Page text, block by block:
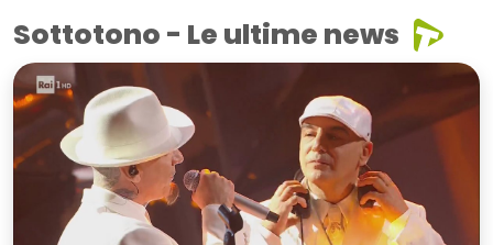
Sottotono - Le ultime news